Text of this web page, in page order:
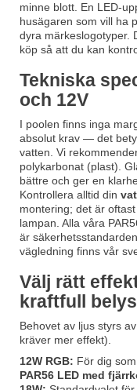
minne blott. En LED-
husägaren som vill ha
dyra märkeslogotyper.
köp så att du kan
Tekniska
och 12V
I poolen finns inga
absolut krav — det
vatten. Vi
polykarbonat (plast).
bättre och ger en
Kontrollera alltid din
montering; det är
lampan. Alla våra
är
vägledning finns vår
Välj rätt
kraftfull
Behovet av ljus styrs
kräver mer effekt).
12W RGB: För dig
PAR56 LED med